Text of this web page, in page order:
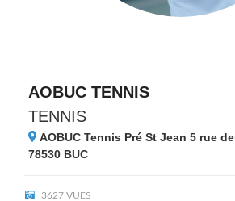
AOBUC TENNIS
TENNIS
AOBUC Tennis Pré St Jean 5 rue
78530 BUC
3627 VUES